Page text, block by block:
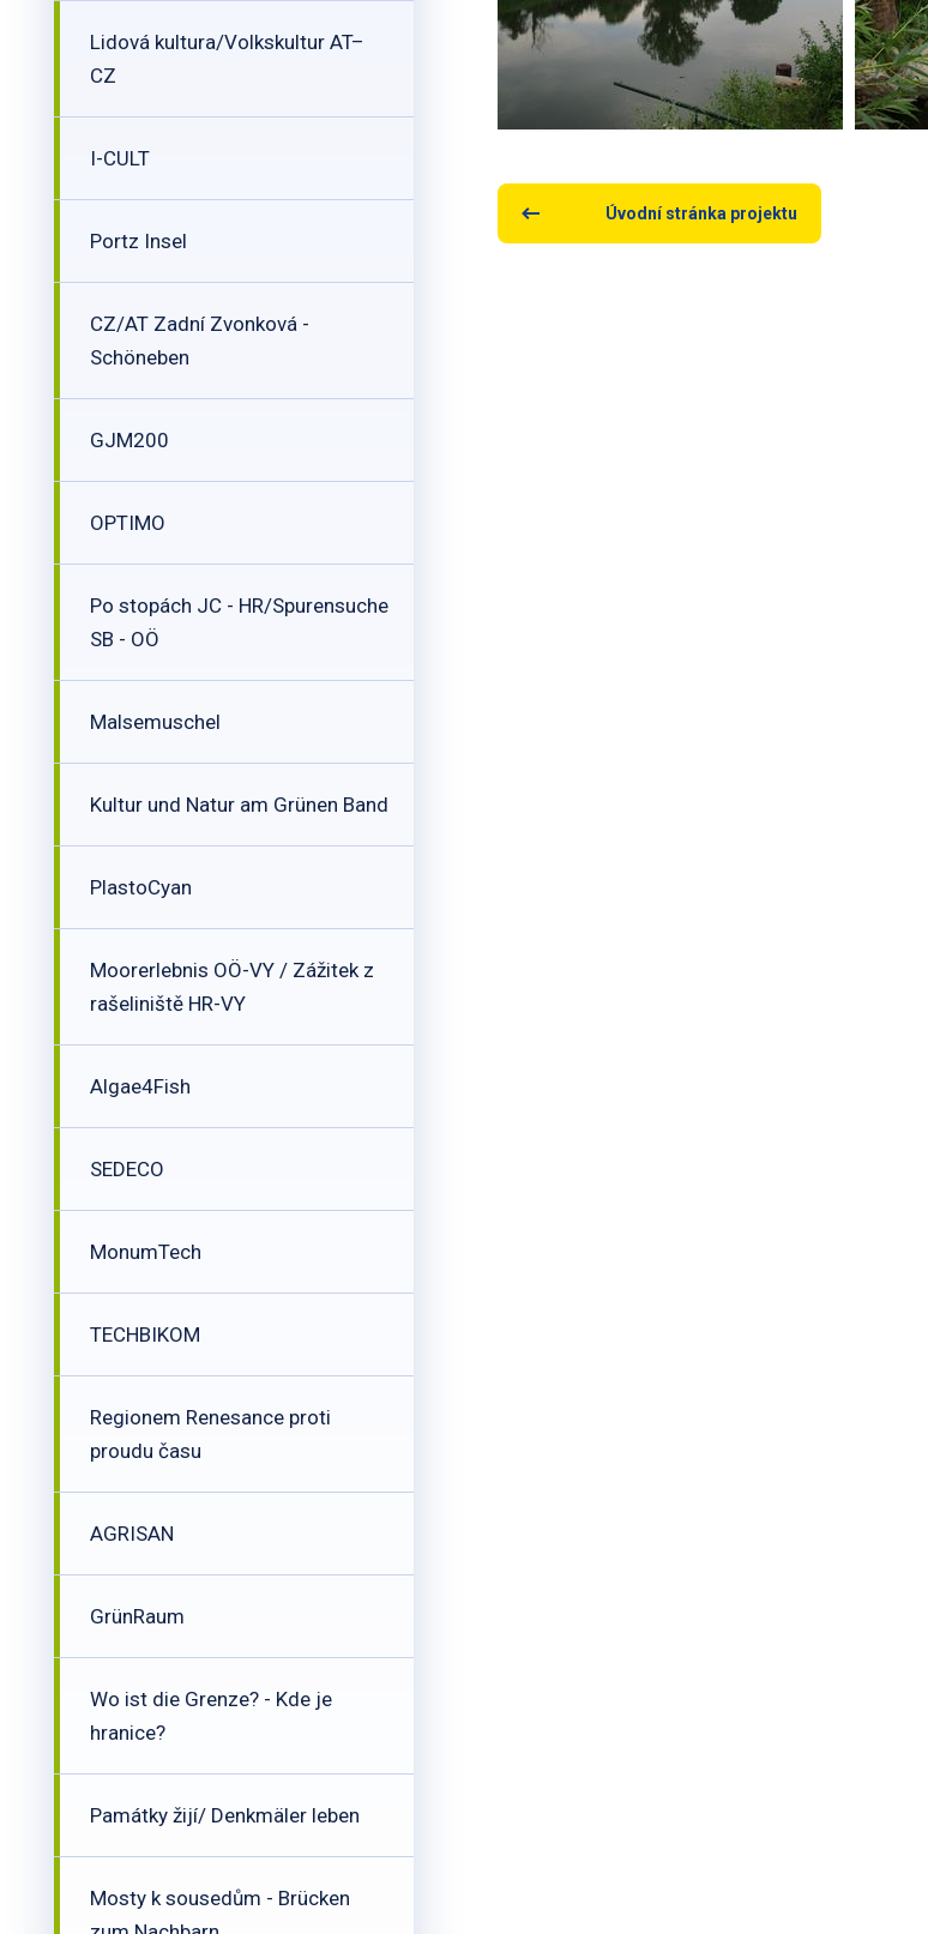
Lidová kultura/Volkskultur AT–
CZ
I-CULT
Portz Insel
CZ/AT Zadní Zvonková -
Schöneben
GJM200
OPTIMO
Po stopách JC - HR/Spurensuche
SB - OÖ
Malsemuschel
Kultur und Natur am Grünen Band
PlastoCyan
Moorerlebnis OÖ-VY / Zážitek z
rašeliniště HR-VY
Algae4Fish
SEDECO
MonumTech
TECHBIKOM
Regionem Renesance proti
proudu času
AGRISAN
GrünRaum
Wo ist die Grenze? - Kde je
hranice?
Památky žijí/ Denkmäler leben
Mosty k sousedům - Brücken
Úvodní stránka projektu